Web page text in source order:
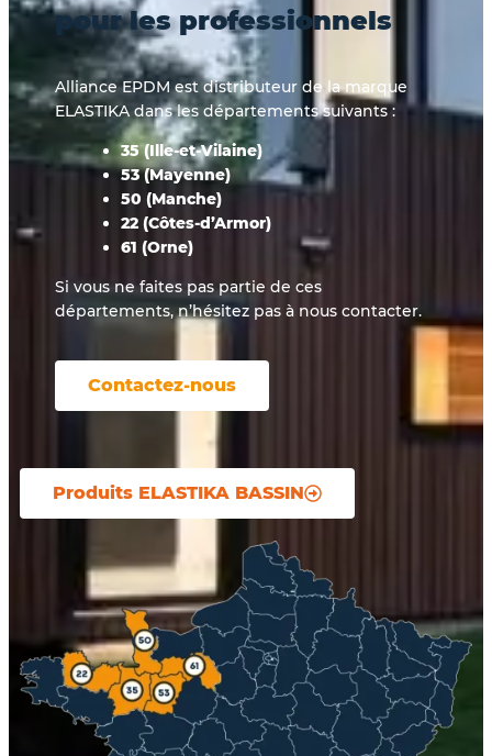
pour les professionnels
Alliance EPDM est distributeur de la marque
ELASTIKA dans les départements suivants :
35 (Ille-et-Vilaine)
53 (Mayenne)
50 (Manche)
22 (Côtes-d’Armor)
61 (Orne)
Si vous ne faites pas partie de ces
départements, n’hésitez pas à nous contacter.
Contactez-nous
Produits ELASTIKA BASSIN